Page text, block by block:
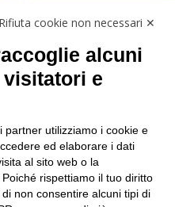
pacchi nelle
italiane
|Firenze| Genova
Varese
Rifiuta cookie non necessari ✕
alcuni
e
partner utilizziamo i cookie e
ed elaborare i dati
al sito web o la
rispettiamo il tuo diritto
non consentire alcuni tipi di